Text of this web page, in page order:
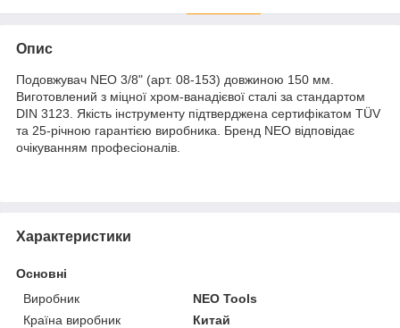
Опис
Подовжувач NEO 3/8" (арт. 08-153) довжиною 150 мм.
Виготовлений з міцної хром-ванадієвої сталі за стандартом
DIN 3123. Якість інструменту підтверджена сертифікатом TÜV
та 25-річною гарантією виробника. Бренд NEO відповідає
очікуванням професіоналів.
Характеристики
Основні
Виробник
NEO Tools
Країна виробник
Китай